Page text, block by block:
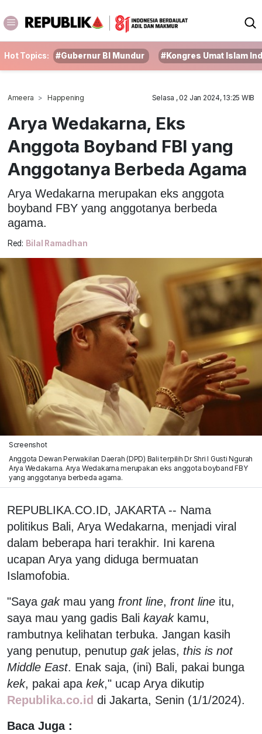
Hot Topics: #Gubernur BI Mundur #Kongres Umat Islam
Ameera Happening Selasa , 02 Jan 2024, 13:25 WIB
Arya Wedakarna, Eks
Anggota Boyband FBI yang
Anggotanya Berbeda Agama
Arya Wedakarna merupakan eks anggota
boyband FBY yang anggotanya berbeda
agama.
Red: Bilal Ramadhan
Screenshot
Anggota Dewan Perwakilan Daerah (DPD) Bali terpilih Dr Shri I Gusti Ngurah
Arya Wedakarna. Arya Wedakarna merupakan eks anggota boyband FBY
yang anggotanya berbeda agama.
REPUBLIKA.CO.ID, JAKARTA -- Nama
politikus Bali, Arya Wedakarna, menjadi viral
dalam beberapa hari terakhir. Ini karena
ucapan Arya yang diduga bermuatan
Islamofobia.
"Saya gakmau yang front line, front line itu,
saya mau yang gadis Bali kayakkamu,
rambutnya kelihatan terbuka. Jangan kasih
yang penutup, penutup gakjelas, this is not
Middle East. Enak saja, (ini) Bali, pakai bunga
kek, pakai apa kek," ucap Arya dikutip
Republika.co.id di Jakarta, Senin (1/1/2024).
Baca Juga :